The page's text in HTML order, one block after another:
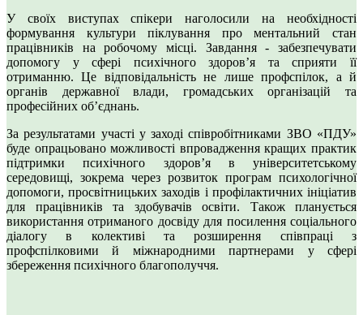
У своїх виступах спікери наголосили на необхідності
формування культури піклування про ментальний стан
працівників на робочому місці. Завдання - забезпечувати
допомогу у сфері психічного здоров’я та сприяти її
отриманню. Це відповідальність не лише профспілок, а й
органів державної влади, громадських організацій та
професійних об’єднань.
За результатами участі у заході співробітниками ЗВО «ПДУ»
буде опрацьовано можливості впровадження кращих практик
підтримки психічного здоров’я в університетському
середовищі, зокрема через розвиток програм психологічної
допомоги, просвітницьких заходів і профілактичних ініціатив
для працівників та здобувачів освіти. Також планується
використання отриманого досвіду для посилення соціального
діалогу в колективі та розширення співпраці з
профспілковими й міжнародними партнерами у сфері
збереження психічного благополуччя.